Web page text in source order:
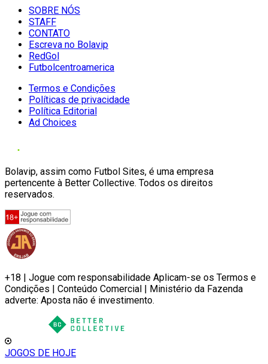
SOBRE NÓS
STAFF
CONTATO
Escreva no Bolavip
RedGol
Futbolcentroamerica
Termos e Condições
Políticas de privacidade
Política Editorial
Ad Choices
Bolavip, assim como Futbol Sites, é uma empresa
pertencente à Better Collective. Todos os direitos
reservados.
+18 | Jogue com responsabilidade Aplicam-se os Termos e
Condições | Conteúdo Comercial | Ministério da Fazenda
adverte: Aposta não é investimento.
JOGOS DE HOJE